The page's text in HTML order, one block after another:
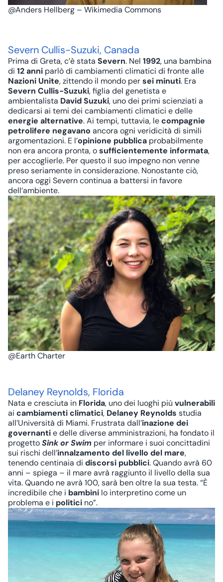
@Anders Hellberg – Wikimedia Commons
Severn Cullis-Suzuki, Canada
Prima di Greta, c’è stata Severn. Nel 1992, una bambina
di 12 anni parlò di cambiamenti climatici di fronte alle
Nazioni Unite, zittendo il mondo persei minuti. Era
Severn Cullis-Suzuki, figlia del genetista e
ambientalista David Suzuki, uno dei primi scienziati a
dedicarsi ai temi dei cambiamenti climatici e delle
energie alternative. Ai tempi, tuttavia, lecompagnie
petrolifere negavano ancora ogni veridicità di simili
argomentazioni. E l’opinione pubblica probabilmente
non era ancora pronta, osufficientemente informata,
per accoglierle. Per questo il suo impegno non venne
preso seriamente in considerazione. Nonostante ciò,
ancora oggi Severn continua a battersi in favore
dell’ambiente.
@Earth Charter
Delaney Reynolds, Florida
Nata e cresciuta in Florida, uno dei luoghi più vulnerabili
ai cambiamenti climatici, Delaney Reynolds studia
all’Università di Miami. Frustrata dall’inazione dei
governantie delle diverse amministrazioni, ha fondato il
progettoSink or Swim per informare i suoi concittadini
sui rischi dell’innalzamento del livello del mare,
tenendo centinaia di discorsi pubblici. Quando avrà 60
anni – spiega – il mare avrà raggiunto il livello della sua
vita. Quando ne avrà 100, sarà ben oltre la sua testa. “È
incredibile che i bambini lo interpretino come un
problema e i politici no”.